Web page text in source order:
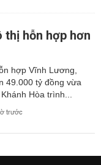
thị hỗn hợp hơn
hợp Vĩnh Lương,
49.000 tỷ đồng vừa
Hòa trình...
trước